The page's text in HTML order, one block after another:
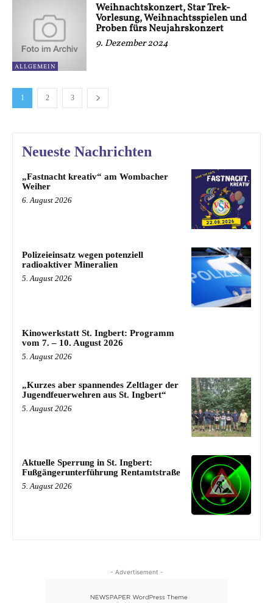
ALLGEMEIN
Weihnachtskonzert, Star Trek-
Vorlesung, Weihnachtsspielen und
Proben fürs Neujahrskonzert
9. Dezember 2024
1 2 3
Neueste Nachrichten
„Fastnacht kreativ“ am Wombacher
Weiher
6. August 2026
Polizeieinsatz wegen potenziell
radioaktiver Mineralien
5. August 2026
Kinowerkstatt St. Ingbert: Programm
vom 7. – 10. August 2026
5. August 2026
„Kurzes aber spannendes Zeltlager der
Jugendfeuerwehren aus St. Ingbert“
5. August 2026
Aktuelle Sperrung in St. Ingbert:
Fußgängerunterführung Rentamtstraße
5. August 2026
- Advertisement -